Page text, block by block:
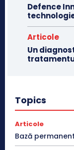
Defence
Articole
Un
Topics
Articole
Bază